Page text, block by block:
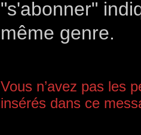
"s'abonner"
même genre.
Vous n’avez pas les
insérés dans ce